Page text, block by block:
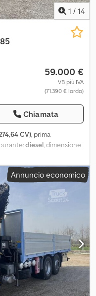
1 / 14
59.000 €
VB più IVA
(71.390 € lordo)
Chiamata
CV), prima
diesel , dimensione
degli assi:
del serbatoio del
corta, tipo di
totale: 2.500 mm
Ulteriori opzioni e
parasole = Ulteriori
Ajzru Eiofvjrf Numero
Cambio: 6 marce,
Dimensione
Sospensione:
Pesi Peso a
kg Peso totale: 18.000 kg
Annuncio economico